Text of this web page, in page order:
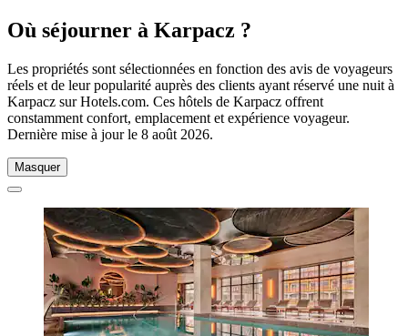
Où séjourner à Karpacz ?
Les propriétés sont sélectionnées en fonction des avis de voyageurs
réels et de leur popularité auprès des clients ayant réservé une nuit à
Karpacz sur Hotels.com. Ces hôtels de Karpacz offrent
constamment confort, emplacement et expérience voyageur.
Dernière mise à jour le 8 août 2026.
Masquer